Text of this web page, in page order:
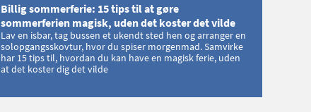
Billig sommerferie: 15 tips til at gøre
sommerferien magisk, uden det koster det vilde
Lav en isbar, tag bussen et ukendt sted hen og arranger en
solopgangsskovtur, hvor du spiser morgenmad. Samvirke
har 15 tips til, hvordan du kan have en magisk ferie, uden
at det koster dig det vilde